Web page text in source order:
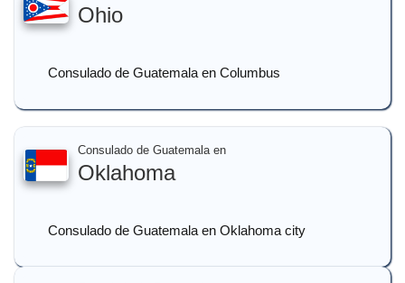
Ohio
Consulado de Guatemala en Columbus
Consulado de Guatemala en
Oklahoma
Consulado de Guatemala en Oklahoma city